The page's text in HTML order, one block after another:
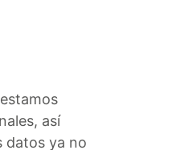
así
datos ya no